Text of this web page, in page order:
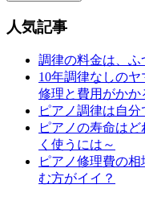
人気記事
調律の料金は、ふ
10年調律なしの
修理と費用がかか
ピアノ調律は自分
ピアノの寿命は
く使うには～
ピアノ修理費の
む方がイイ？